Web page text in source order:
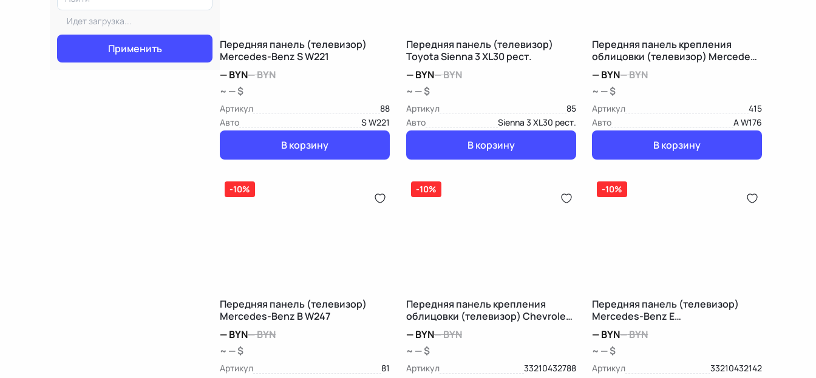
Идет загрузка...
Применить
Передняя панель (телевизор)
Mercedes-Benz S W221
—BYN—BYN
~ — $
Артикул
88
Авто
S W221
В корзину
Передняя панель (телевизор)
Toyota Sienna 3 XL30 рест.
—BYN—BYN
~ — $
Артикул
85
Авто
Sienna 3 XL30 рест.
В корзину
Передняя панель крепления
облицовки (телевизор) Mercedes-
Benz A W176
—BYN—BYN
~ — $
Артикул
415
Авто
A W176
В корзину
-10%
Передняя панель (телевизор)
Mercedes-Benz B W247
—BYN—BYN
~ — $
Артикул
81
-10%
Передняя панель крепления
облицовки (телевизор) Chevrolet
Equinox 3
—BYN—BYN
~ — $
Артикул
33210432788
-10%
Передняя панель (телевизор)
Mercedes-Benz E
W213/S213/C238/A238
—BYN—BYN
~ — $
Артикул
33210432142